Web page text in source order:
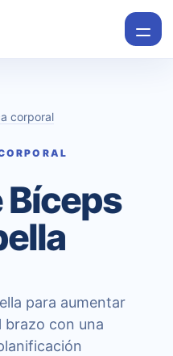
corporal
Bíceps
para aumentar
brazo con una